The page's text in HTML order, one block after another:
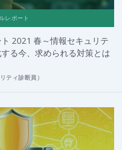
ポート
2021 春～情報セキュリテ
る今、求められる対策とは
ティ診断員）